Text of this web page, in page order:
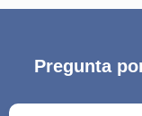
Pregunta